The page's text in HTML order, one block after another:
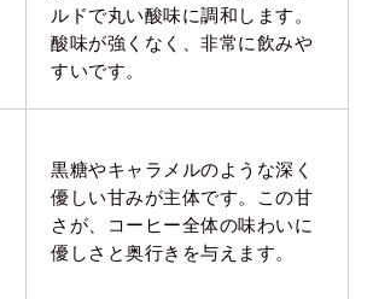
ルドで丸い酸味に調和します。
酸味が強くなく、非常に飲みや
すいです。
黒糖やキャラメルのような深く
優しい甘みが主体です。この甘
さが、コーヒー全体の味わいに
優しさと奥行きを与えます。